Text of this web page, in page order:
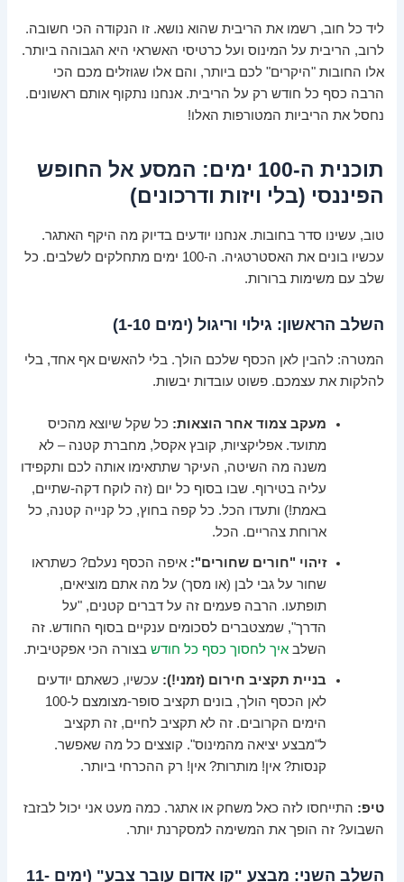
ליד כל חוב, רשמו את הריבית שהוא נושא. זו הנקודה הכי חשובה.
לרוב, הריבית על המינוס ועל כרטיסי האשראי היא הגבוהה ביותר.
אלו החובות "היקרים" לכם ביותר, והם אלו שגוזלים מכם הכי
הרבה כסף כל חודש רק על הריבית. אנחנו נתקוף אותם ראשונים.
נחסל את הריביות המטורפות האלו!
תוכנית ה-100 ימים: המסע אל החופש
הפיננסי (בלי ויזות ודרכונים)
טוב, עשינו סדר בחובות. אנחנו יודעים בדיוק מה היקף האתגר.
עכשיו בונים את האסטרטגיה. ה-100 ימים מתחלקים לשלבים. כל
שלב עם משימות ברורות.
השלב הראשון: גילוי וריגול (ימים 1-10)
המטרה: להבין לאן הכסף שלכם הולך. בלי להאשים אף אחד, בלי
להלקות את עצמכם. פשוט עובדות יבשות.
מעקב צמוד אחר הוצאות: כל שקל שיוצא מהכיס
מתועד. אפליקציות, קובץ אקסל, מחברת קטנה – לא
משנה מה השיטה, העיקר שתתאימו אותה לכם ותקפידו
עליה בטירוף. שבו בסוף כל יום (זה לוקח דקה-שתיים,
באמת!) ותעדו הכל. כל קפה בחוץ, כל קנייה קטנה, כל
ארוחת צהריים. הכל.
זיהוי "חורים שחורים": איפה הכסף נעלם? כשתראו
שחור על גבי לבן (או מסך) על מה אתם מוציאים,
תופתעו. הרבה פעמים זה על דברים קטנים, "על
הדרך", שמצטברים לסכומים ענקיים בסוף החודש. זה
השלבאיך לחסוך כסף כל חודש בצורה הכי אפקטיבית.
בניית תקציב חירום (זמני!): עכשיו, כשאתם יודעים
לאן הכסף הולך, בונים תקציב סופר-מצומצם ל-100
הימים הקרובים. זה לא תקציב לחיים, זה תקציב
ל"מבצע יציאה מהמינוס". קוצצים כל מה שאפשר.
קנסות? אין! מותרות? אין! רק ההכרחי ביותר.
טיפ: התייחסו לזה כאל משחק או אתגר. כמה מעט אני יכול לבזבז
השבוע? זה הופך את המשימה למסקרנת יותר.
השלב השני: מבצע "קו אדום עובר צבע" (ימים 11-